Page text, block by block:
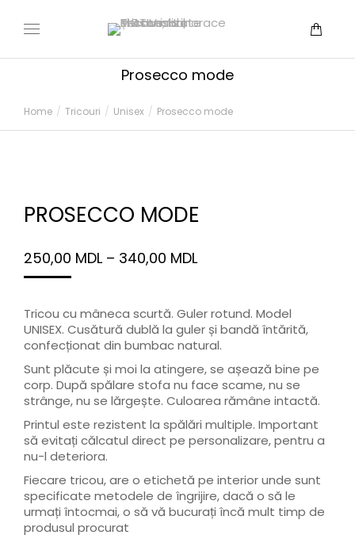
You are here:
Home Tricouri Unisex Prosecco mode
Prosecco mode
PROSECCO MODE
250,00 MDL – 340,00 MDL
Tricou cu mâneca scurtă. Guler rotund. Model
UNISEX. Cusătură dublă la guler și bandă întărită,
confecționat din bumbac natural.
Sunt plăcute și moi la atingere, se așează bine pe
corp. După spălare stofa nu face scame, nu se
strânge, nu se lărgește. Culoarea rămâne intactă.
Printul este rezistent la spălări multiple. Important
să evitați călcatul direct pe personalizare, pentru a
nu-l deteriora.
Fiecare tricou, are o etichetă pe interior unde sunt
specificate metodele de îngrijire, dacă o să le
urmați întocmai, o să vă bucurați încă mult timp de
produsul procurat